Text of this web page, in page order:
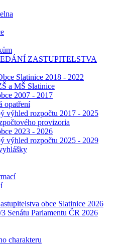
ZASTUPITELSTVA
Slatinice 2018 - 2022
a MŠ Slatinice
2007 - 2017
opatření
výhled rozpočtu 2017 - 2025
provizoria
2023 - 2026
výhled rozpočtu 2025 - 2029
obce Slatinice 2026
Senátu Parlamentu ČR 2026
charakteru